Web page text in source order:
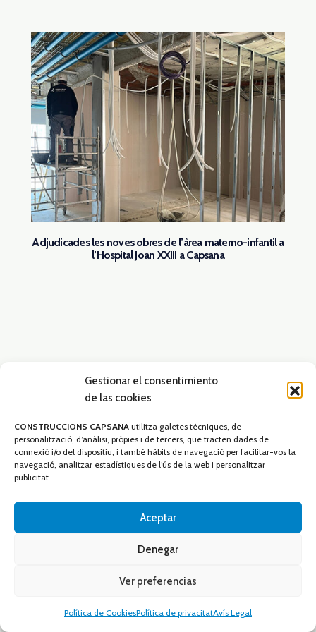
Gestionar el consentimiento
de las cookies
CONSTRUCCIONS CAPSANA utilitza galetes tècniques, de
personalització, d’anàlisi, pròpies i de tercers, que tracten dades de
connexió i/o del dispositiu, i també hàbits de navegació per facilitar-vos la
navegació, analitzar estadístiques de l’ús de la web i personalitzar
publicitat.
Aceptar
Denegar
Ver preferencias
Política de CookiesPolítica de privacitatAvís Legal
Adjudicades les noves obres de l’àrea materno-infantil a
l’Hospital Joan XXIII a Capsana